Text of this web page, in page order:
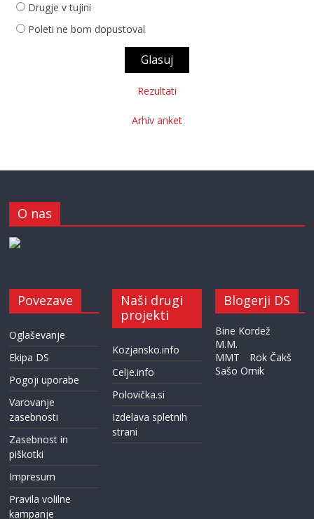
Drugje v tujini
Poleti ne bom dopustoval
Rezultati
Arhiv anket
O nas
Povezave
Oglaševanje
Ekipa DS
Pogoji uporabe
Varovanje
zasebnosti
Zasebnost in
piškotki
Impresum
Pravila volilne
kampanje
Naši drugi
projekti
Kozjansko.info
Celje.info
Polovička.si
Izdelava spletnih
strani
Blogerji DS
Bine Kordež
M.M.
MMT
Rok Čakš
Sašo Ornik